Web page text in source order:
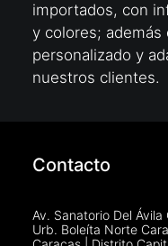
importados, con
y colores;
personalizado y
nuestros clientes.
Contacto
Av. Sanatorio Del
Urb. Boleíta Norte